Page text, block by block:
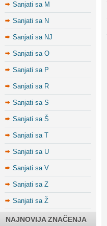
Sanjati sa M
Sanjati sa N
Sanjati sa NJ
Sanjati sa O
Sanjati sa P
Sanjati sa R
Sanjati sa S
Sanjati sa Š
Sanjati sa T
Sanjati sa U
Sanjati sa V
Sanjati sa Z
Sanjati sa Ž
NAJNOVIJA ZNAČENJA